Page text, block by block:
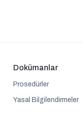
Dokümanlar
Prosedürler
Yasal Bilgilendirmeler